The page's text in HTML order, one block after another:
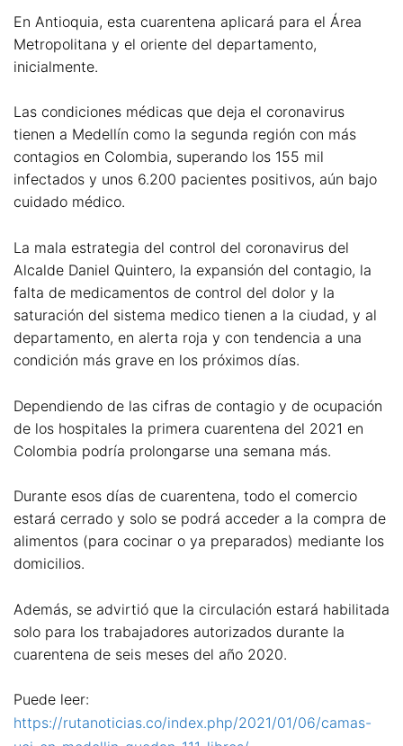
En Antioquia, esta cuarentena aplicará para el Área
Metropolitana y el oriente del departamento,
inicialmente.
Las condiciones médicas que deja el coronavirus
tienen a Medellín como la segunda región con más
contagios en Colombia, superando los 155 mil
infectados y unos 6.200 pacientes positivos, aún bajo
cuidado médico.
La mala estrategia del control del coronavirus del
Alcalde Daniel Quintero, la expansión del contagio, la
falta de medicamentos de control del dolor y la
saturación del sistema medico tienen a la ciudad, y al
departamento, en alerta roja y con tendencia a una
condición más grave en los próximos días.
Dependiendo de las cifras de contagio y de ocupación
de los hospitales la primera cuarentena del 2021 en
Colombia podría prolongarse una semana más.
Durante esos días de cuarentena, todo el comercio
estará cerrado y solo se podrá acceder a la compra de
alimentos (para cocinar o ya preparados) mediante los
domicilios.
Además, se advirtió que la circulación estará habilitada
solo para los trabajadores autorizados durante la
cuarentena de seis meses del año 2020.
Puede leer:
https://rutanoticias.co/index.php/2021/01/06/camas-